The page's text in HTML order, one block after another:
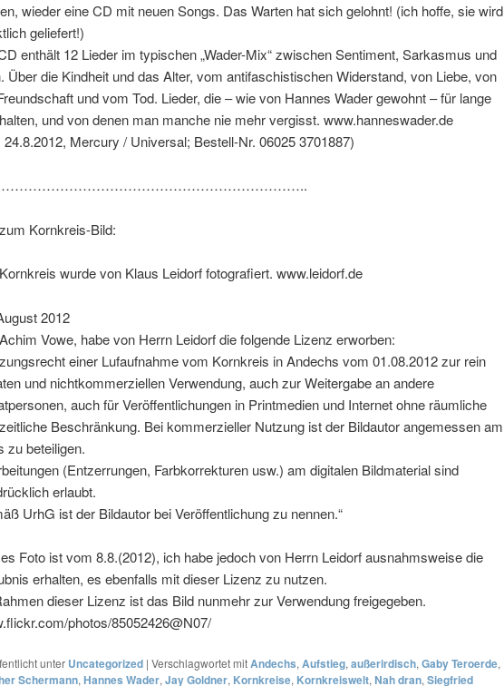
wieder eine CD mit neuen Songs. Das Warten hat sich gelohnt! (ich hoffe, sie wird
geliefert!)
enthält 12 Lieder im typischen „Wader-Mix“ zwischen Sentiment, Sarkasmus und
Über die Kindheit und das Alter, vom antifaschistischen Widerstand, von Liebe, von
und vom Tod. Lieder, die – wie von Hannes Wader gewohnt – für lange
und von denen man manche nie mehr vergisst. www.hanneswader.de
24.8.2012, Mercury / Universal; Bestell-Nr. 06025 3701887)
Kornkreis-Bild:
wurde von Klaus Leidorf fotografiert. www.leidorf.de
2012
Vowe, habe von Herrn Leidorf die folgende Lizenz erworben:
einer Lufaufnahme vom Kornkreis in Andechs vom 01.08.2012 zur rein
und nichtkommerziellen Verwendung, auch zur Weitergabe an andere
auch für Veröffentlichungen in Printmedien und Internet ohne räumliche
Beschränkung. Bei kommerzieller Nutzung ist der Bildautor angemessen am
zu beteiligen.
(Entzerrungen, Farbkorrekturen usw.) am digitalen Bildmaterial sind
erlaubt.
UrhG ist der Bildautor bei Veröffentlichung zu nennen.“
Foto ist vom 8.8.(2012), ich habe jedoch von Herrn Leidorf ausnahmsweise die
erhalten, es ebenfalls mit dieser Lizenz zu nutzen.
dieser Lizenz ist das Bild nunmehr zur Verwendung freigegeben.
photos/85052426@N07/
unter Uncategorized | Verschlagwortet mitAndechs, Aufstieg, außerirdisch, Gaby Teroerde,
Schermann, Hannes Wader, Jay Goldner, Kornkreise, Kornkreiswelt, Nah dran, Siegfried